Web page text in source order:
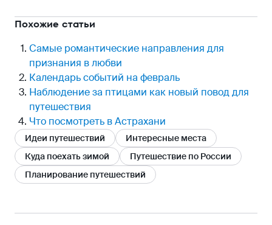
Похожие статьи
Самые романтические направления для
признания в любви
Календарь событий на февраль
Наблюдение за птицами как новый повод для
путешествия
Что посмотреть в Астрахани
Идеи путешествий
Интересные места
Куда поехать зимой
Путешествие по России
Планирование путешествий